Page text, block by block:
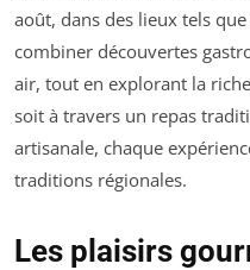
août, dans des lieux tels que
combiner découvertes
air, tout en explorant la
soit à travers un repas
artisanale, chaque
traditions régionales.
Les plaisirs